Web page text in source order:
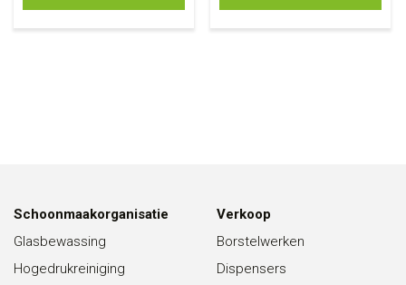
Schoonmaakorganisatie
Glasbewassing
Hogedrukreiniging
Verkoop
Borstelwerken
Dispensers